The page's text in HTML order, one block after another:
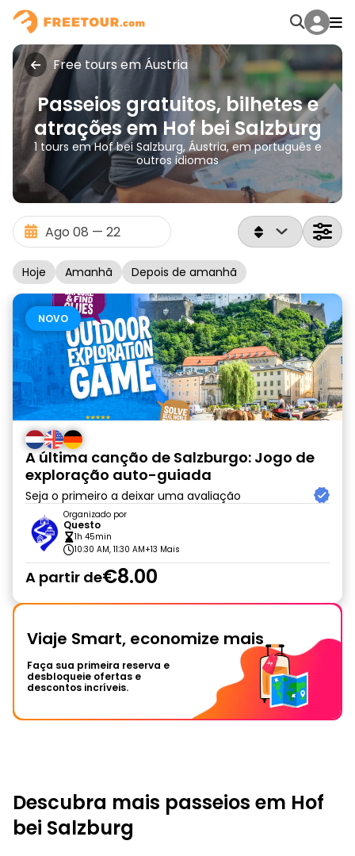
Free tours em Áustria
Passeios gratuitos, bilhetes e
atrações em Hof bei Salzburg
1 tours em Hof bei Salzburg, Áustria, em português e
outros idiomas
Hoje Amanhã Depois de amanhã
NOVO
A última canção de Salzburgo: Jogo de
exploração auto-guiada
Seja o primeiro a deixar uma avaliação
Organizado por
Questo
1h 45min
10:30 AM, 11:30 AM+13 Mais
A partir de€8.00
Viaje Smart, economize mais
Faça sua primeira reserva e
desbloqueie ofertas e
descontos incríveis.
Descubra mais passeios em Hof
bei Salzburg